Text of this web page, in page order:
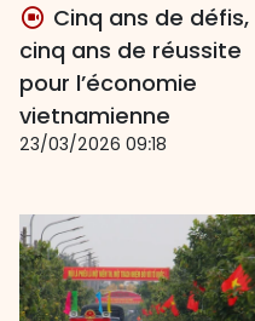
Cinq ans de défis,
cinq ans de réussite
pour l’économie
vietnamienne
23/03/2026 09:18